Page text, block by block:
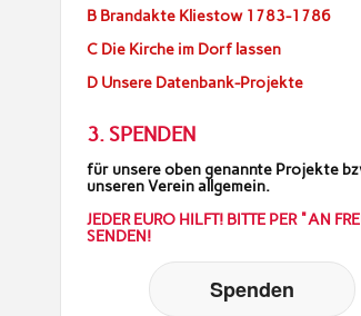
B Brandakte Kliestow 1783-1786
C Die Kirche im Dorf lassen
D Unsere Datenbank-Projekte
3. SPENDEN
für unsere oben genannte Projekte
unseren Verein allgemein.
JEDER EURO HILFT! BITTE PER "AN
SENDEN!